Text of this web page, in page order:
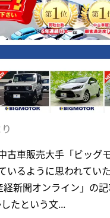
古車販売大手「ビッグ
るように思われてい
新聞オンライン」の
たという文...